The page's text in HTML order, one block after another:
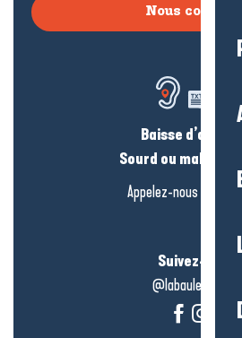
Nous
Baisse
Sourd ou
Appelez-nous en
Suivez-nous !
@labauleguérande